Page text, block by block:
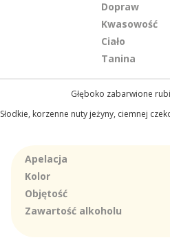
Dopraw
Kwasowość
Ciało
Tanina
Głęboko zabarwione
Słodkie, korzenne nuty jeżyny, ciemnej
Apelacja
Kolor
Objętość
Zawartość alkoholu